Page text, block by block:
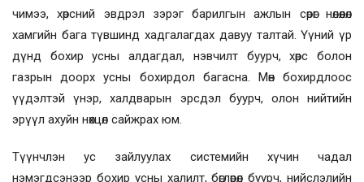
чимээ, хөрсний эвдрэл зэрэг барилгын ажлын сөрөг нөлөөлөл
хамгийн бага түвшинд хадгалагдах давуу талтай. Үүний үр
дүнд бохир усны алдагдал, нэвчилт буурч, хөрс болон
газрын доорх усны бохирдол багасна. Мөн бохирдлоос
үүдэлтэй үнэр, халдварын эрсдэл буурч, олон нийтийн
эрүүл ахуйн нөхцөл сайжрах юм.
Түүнчлэн ус зайлуулах системийн хүчин чадал
нэмэгдсэнээр бохир усны халилт, бөглөрөл буурч, нийслэлийн